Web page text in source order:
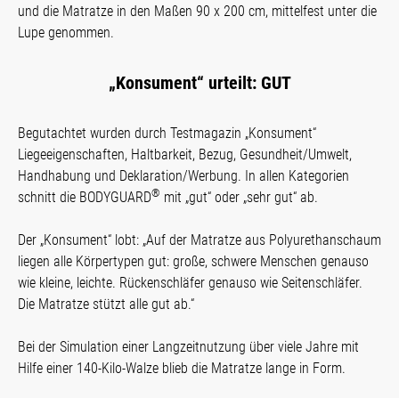
und die Matratze in den Maßen 90 x 200 cm, mittelfest unter die
Lupe genommen.
„Konsument“ urteilt: GUT
Begutachtet wurden durch Testmagazin „Konsument“
Liegeeigenschaften, Haltbarkeit, Bezug, Gesundheit/Umwelt,
Handhabung und Deklaration/Werbung. In allen Kategorien
schnitt die BODYGUARD® mit „gut“ oder „sehr gut“ ab.
Der „Konsument“ lobt: „Auf der Matratze aus Polyurethanschaum
liegen alle Körpertypen gut: große, schwere Menschen genauso
wie kleine, leichte. Rückenschläfer genauso wie Seitenschläfer.
Die Matratze stützt alle gut ab.“
Bei der Simulation einer Langzeitnutzung über viele Jahre mit
Hilfe einer 140-Kilo-Walze blieb die Matratze lange in Form.